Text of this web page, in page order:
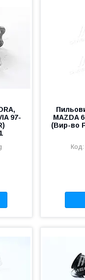
97-
MAZDA
(Вир-во